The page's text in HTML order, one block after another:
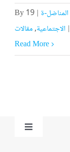
By المناضل-ة |
الاجتماعية,مقالات |
Read More
Toggle